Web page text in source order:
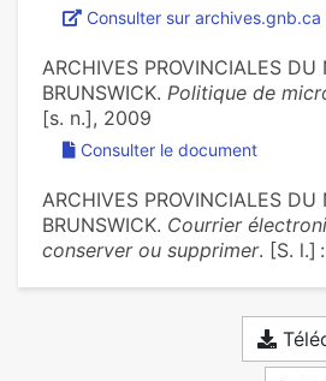
Consulter sur archives.gnb.ca
ARCHIVES PROVINCIALES
BRUNSWICK. Politique de
[s. n.], 2009
Consulter le document
ARCHIVES PROVINCIALES
BRUNSWICK. Courrier
conserver ou supprimer. [S. l.]